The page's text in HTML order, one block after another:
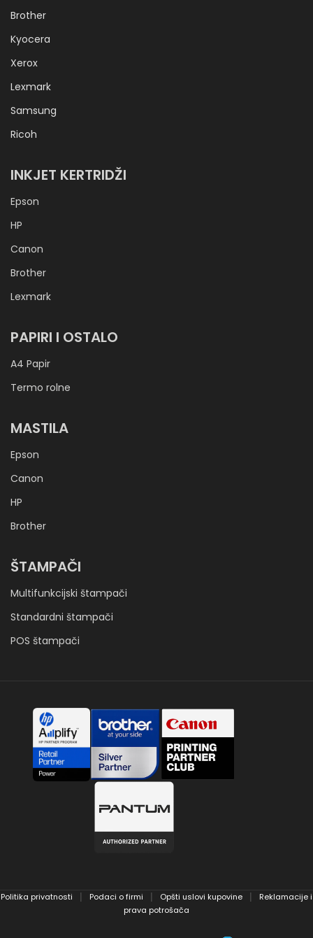
Brother
Kyocera
Xerox
Lexmark
Samsung
Ricoh
INKJET KERTRIDŽI
Epson
HP
Canon
Brother
Lexmark
PAPIRI I OSTALO
A4 Papir
Termo rolne
MASTILA
Epson
Canon
HP
Brother
ŠTAMPAČI
Multifunkcijski štampači
Standardni štampači
POS štampači
Politika privatnosti Podaci o firmi Opšti uslovi kupovine
Reklamacije i
prava potrošača